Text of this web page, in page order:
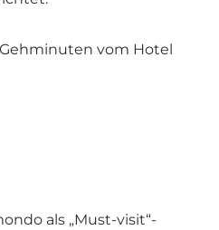
vom Hotel
als „Must-visit“-